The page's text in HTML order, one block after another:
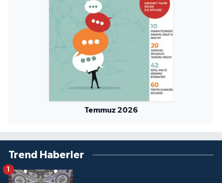
Temmuz 2026
Trend Haberler
1
Şanlıurfa Müftülüğü
Şırnak Müftülüğü
Tekirdağ Müftülüğü
Tokat Müftülüğü
Trabzon Müftülüğü
Uşak Müftülüğü